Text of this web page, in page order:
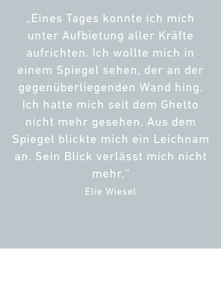
„Eines Tages konnte ich mich
unter Aufbietung aller Kräfte
aufrichten. Ich wollte mich in
einem Spiegel sehen, der an der
gegenüberliegenden Wand hing.
Ich hatte mich seit dem Ghetto
nicht mehr gesehen. Aus dem
Spiegel blickte mich ein Leichnam
an. Sein Blick verlässt mich nicht
mehr.“
Elie Wiesel